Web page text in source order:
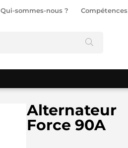
Qui-sommes-nous ? Compétences
Alternateur
Force 90A